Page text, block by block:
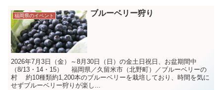
福岡県のイベント ブルーベリー狩り
2026年7月3日（金）～8月30日（日）の金土日祝日、お盆期間中
（8/13・14・15） 福岡県／久留米市（北野町）／ブルーベリーの
村 約10種類約1,200本のブルーベリーを栽培しており、時間を気に
せずブルーベリー狩りが楽し...